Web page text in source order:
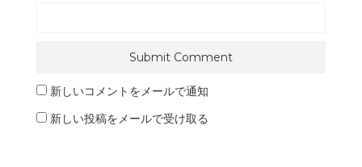
新しいコメントをメールで通知
新しい投稿をメールで受け取る